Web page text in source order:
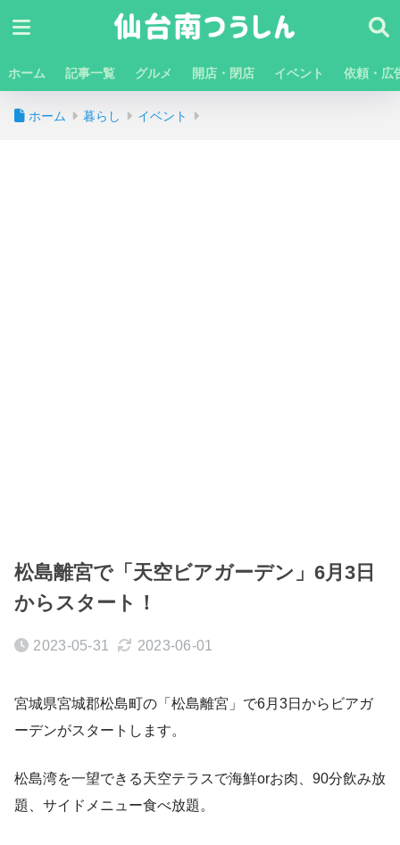
ホーム 記事一覧 グルメ 開店・閉店 イベント 依頼・広
ホーム 暮らし イベント
松島離宮で「天空ビアガーデン」6月3日
からスタート！
2023-05-31 2023-06-01
宮城県宮城郡松島町の「松島離宮」で6月3日からビアガ
ーデンがスタートします。
松島湾を一望できる天空テラスで海鮮orお肉、90分飲み放
題、サイドメニュー食べ放題。